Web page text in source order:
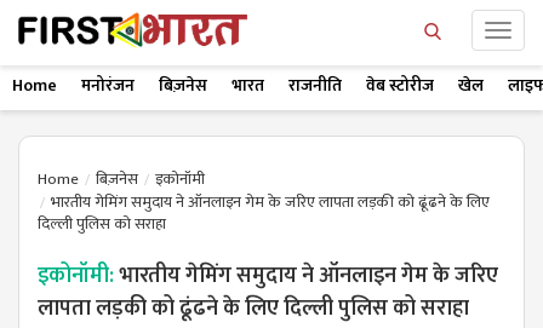
Home मनोरंजन बिज़नेस भारत राजनीति वेब स्टोरीज खेल
Home बिज़नेस
इकोनॉमी
भारतीय गेमिंग समुदाय ने ऑनलाइन गेम के जरिए लापता लड़की को ढूंढने के लिए
दिल्ली पुलिस को सराहा
इकोनॉमी:भारतीय गेमिंग समुदाय ने ऑनलाइन गेम के जरिए
लापता लड़की को ढूंढने के लिए दिल्ली पुलिस को सराहा